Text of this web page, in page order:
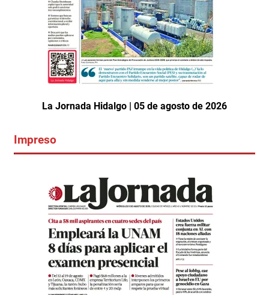
La Jornada Hidalgo | 05 de agosto de 2026
Impreso